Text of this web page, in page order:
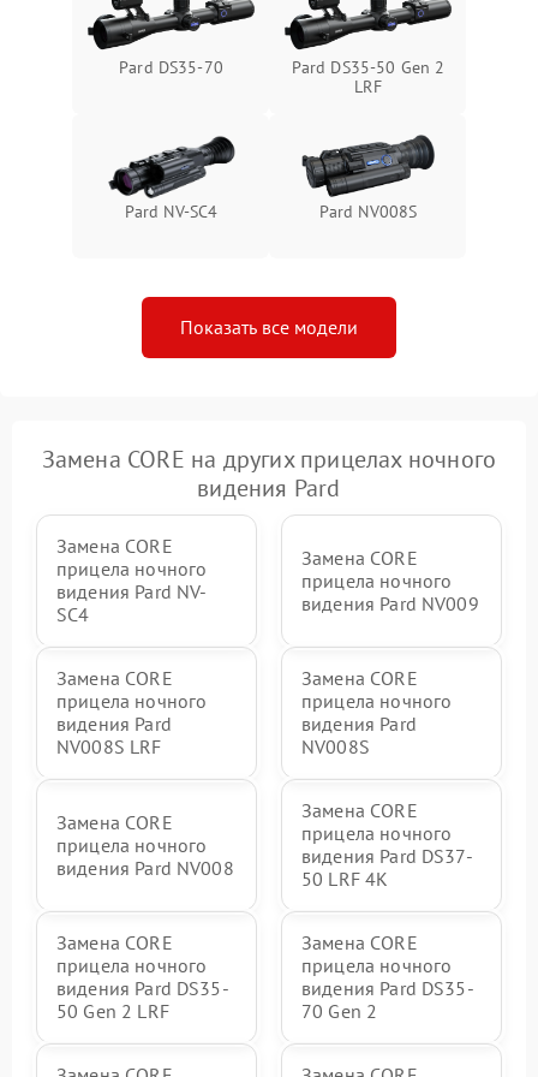
Pard DS35-70
Pard DS35-50 Gen 2
LRF
Pard NV-SC4 Pard NV008S
Показать все модели
Замена CORE на других прицелах ночного
видения Pard
Замена CORE
прицела ночного
видения Pard NV-
SC4
Замена CORE
прицела ночного
видения Pard NV009
Замена CORE
прицела ночного
видения Pard
NV008S LRF
Замена CORE
прицела ночного
видения Pard
NV008S
Замена CORE
прицела ночного
видения Pard NV008
Замена CORE
прицела ночного
видения Pard DS37-
50 LRF 4K
Замена CORE
прицела ночного
видения Pard DS35-
50 Gen 2 LRF
Замена CORE
прицела ночного
видения Pard DS35-
70 Gen 2